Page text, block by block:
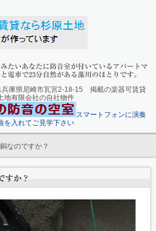
たいあなたに防音室が付いているアパートマ
電車で23分自然がある藻川のほとりです。
庫県尼崎市瓦宮2-18-15 掲載の楽器可賃貸
地有限会社の自社物件
スマートフォンに演奏
を入れてご見学下さい
なのですか？
すか？